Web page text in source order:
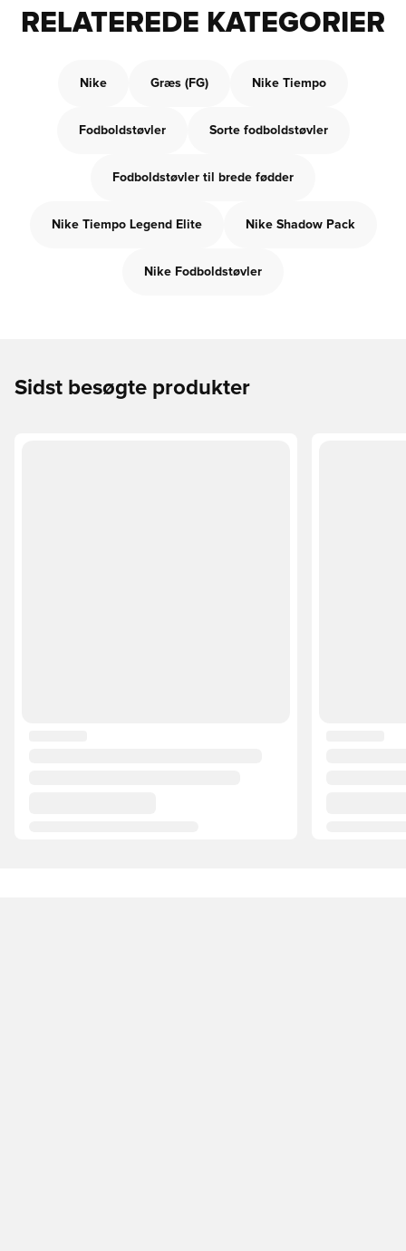
RELATEREDE KATEGORIER
Nike Græs (FG) Nike Tiempo
Fodboldstøvler Sorte fodboldstøvler
Fodboldstøvler til brede fødder
Nike Tiempo Legend Elite Nike Shadow Pack
Nike Fodboldstøvler
Sidst besøgte produkter